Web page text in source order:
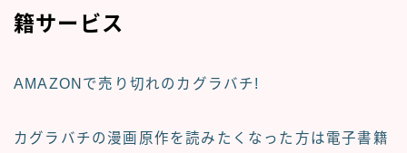
籍サービス
AMAZONで売り切れのカグラバチ!
カグラバチの漫画原作を読みたくなった方は電子書籍